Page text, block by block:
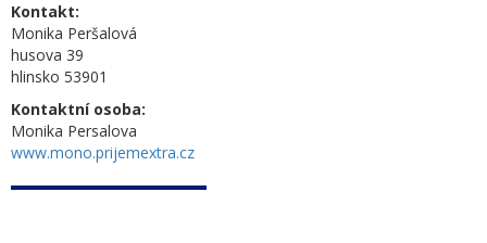
Kontakt:
Monika Peršalová
husova 39
hlinsko 53901
Kontaktní osoba:
Monika Persalova
www.mono.prijemextra.cz